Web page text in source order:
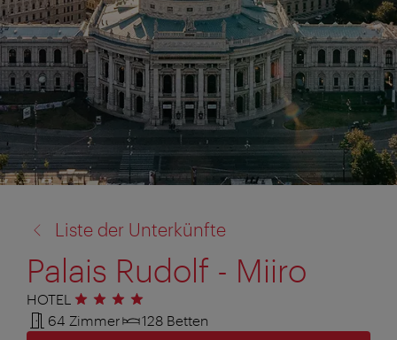
zu:
Liste der Unterkünfte
Palais Rudolf - Miiro
HOTEL 4 Sterne
64 Zimmer
128 Betten